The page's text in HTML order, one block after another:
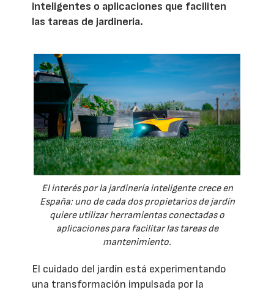
inteligentes o aplicaciones que faciliten
las tareas de jardinería.
El interés por la jardinería inteligente crece en
España: uno de cada dos propietarios de jardín
quiere utilizar herramientas conectadas o
aplicaciones para facilitar las tareas de
mantenimiento.
El cuidado del jardín está experimentando
una transformación impulsada por la